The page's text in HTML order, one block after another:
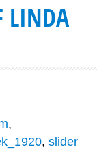
LINDA
,
, slider